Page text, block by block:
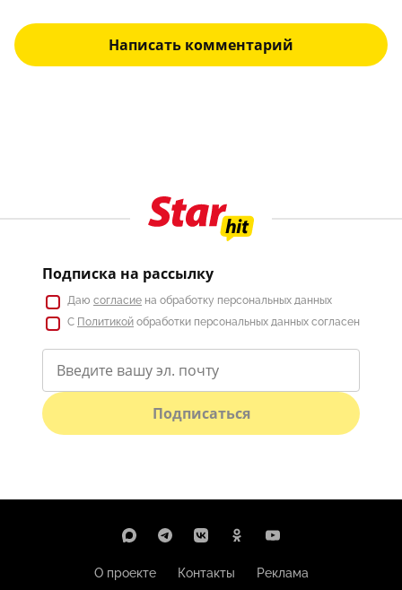
Написать комментарий
Подписка на рассылку
Даю согласие на обработку персональных данных
С Политикой обработки персональных данных согласен
Подписаться
О проекте Контакты
Реклама